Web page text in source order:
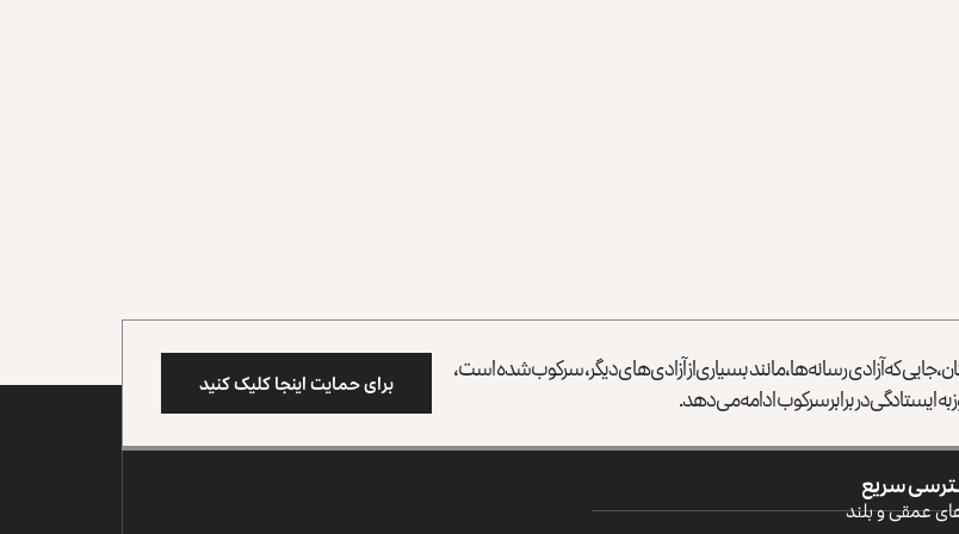
جایی که آزادی رسانه‌ها، مانند بسیاری از آزادی‌های دیگر، سرکوب شده است،
به ایستادگی در برابر سرکوب ادامه می‌دهد. برای حمایت اینجا کلیک کنید
سریع
عمقی و بلند